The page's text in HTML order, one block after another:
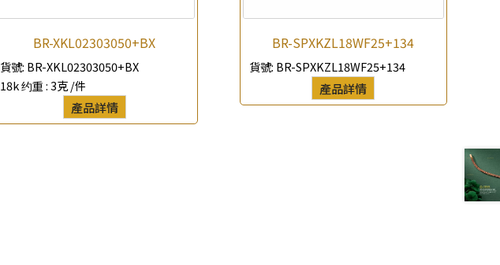
BR-XKL02303050+BX
貨號: BR-XKL02303050+BX
18k 约重 :3克 /件
產品詳情
BR-SPXKZL18WF25+134
貨號: BR-SPXKZL18WF25+134
產品詳情